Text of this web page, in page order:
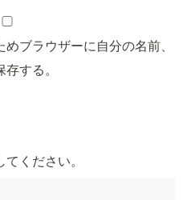
ブラウザーに自分の名前、
する。
ください。